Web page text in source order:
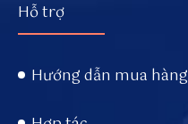
Hỗ trợ
Hướng dẫn mua hàng